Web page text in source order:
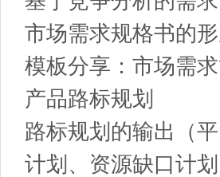
市场需求规格书的
模板分享：市场需
产品路标规划
路标规划的输出（
计划、资源缺口计划